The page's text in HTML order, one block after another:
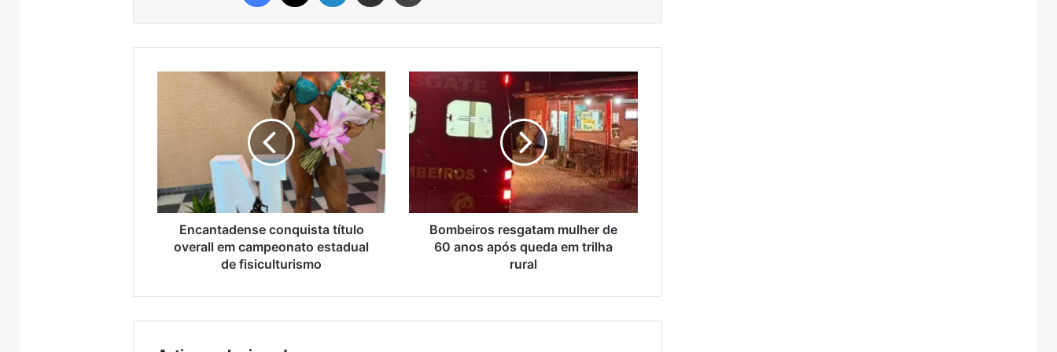
Encantadense
conquista
campeonato
de
fisiculturismo
Encantadense conquista título
overall em campeonato estadual
de fisiculturismo
Bombeiros
resgatam
mulher
de
60
após
queda
em
trilhaBombeiros resgatam mulher de
60 anos após queda em trilha
rural